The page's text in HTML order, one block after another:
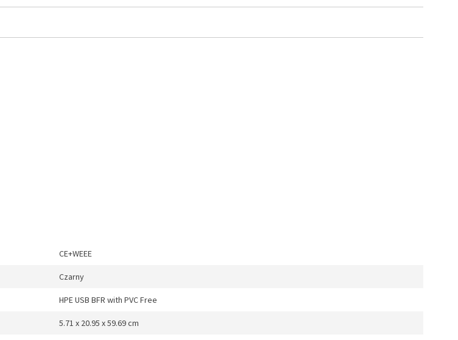
CE+WEEE
Czarny
HPE USB BFR with PVC Free
5.71 x 20.95 x 59.69 cm